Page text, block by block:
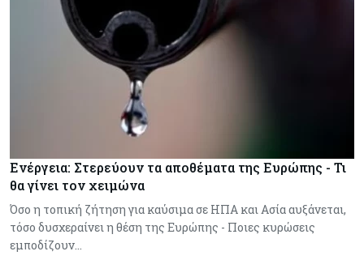
Ενέργεια: Στερεύουν τα αποθέματα της Ευρώπης - Τι
θα γίνει τον χειμώνα
Όσο η τοπική ζήτηση για καύσιμα σε ΗΠΑ και Ασία αυξάνεται,
τόσο δυσχεραίνει η θέση της Ευρώπης - Ποιες κυρώσεις
εμποδίζουν…